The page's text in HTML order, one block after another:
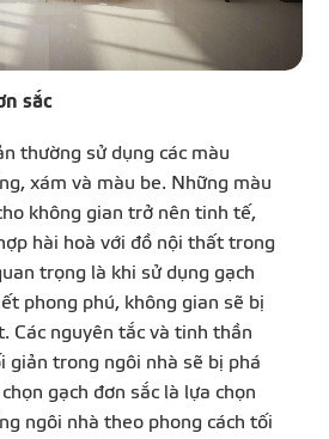
sắc
thường sử dụng các màu
xám và màu be. Những màu
không gian trở nên tinh tế,
hài hoà với đồ nội thất trong
trọng là khi sử dụng gạch
phong phú, không gian sẽ bị
Các nguyên tắc và tinh thần
giản trong ngôi nhà sẽ bị phá
gạch đơn sắc là lựa chọn
ngôi nhà theo phong cách tối